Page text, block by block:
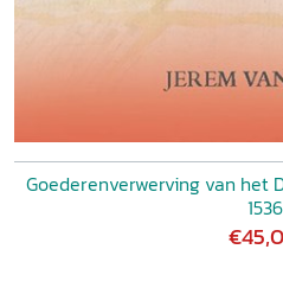
Goederenverwerving van het
1536